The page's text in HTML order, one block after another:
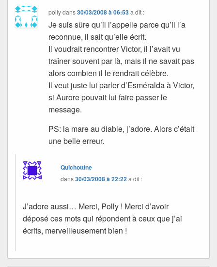
pollydans30/03/2008 à 06:53 a dit :
Je suis sûre qu’il l’appelle parce qu’il l’a
reconnue, il sait qu’elle écrit.
Il voudrait rencontrer Victor, il l’avait vu
traîner souvent par là, mais il ne savait pas
alors combien il le rendrait célèbre.
Il veut juste lui parler d’Esméralda à Victor,
si Aurore pouvait lui faire passer le
message.
PS: la mare au diable, j’adore. Alors c’était
une belle erreur.
Quichottine
dans30/03/2008 à 22:22a dit :
J’adore aussi… Merci, Polly ! Merci d’avoir
déposé ces mots qui répondent à ceux que j’ai
écrits, merveilleusement bien !